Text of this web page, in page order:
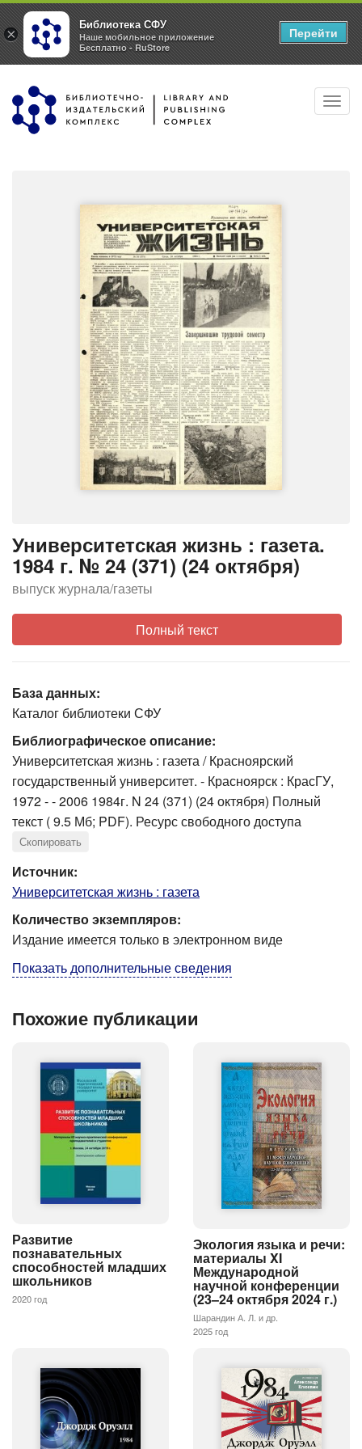
Перейти
основному
Университетская жизнь : газета.
1984 г. № 24 (371) (24 октября)
выпуск журнала/газеты
Полный текст
База данных:
Каталог библиотеки СФУ
Библиографическое описание:
Университетская жизнь : газета / Красноярский
государственный университет. - Красноярск : КрасГУ,
1972 - - 2006 1984г. N 24 (371) (24 октября) Полный
текст ( 9.5 Мб; PDF). Ресурс свободного доступа
Скопировать
Источник:
Университетская жизнь : газета
Количество экземпляров:
Издание имеется только в электронном виде
Показать дополнительные сведения
Похожие публикации
Развитие
познавательных
способностей младших
школьников
2020 год
Экология языка и речи:
материалы XI
Международной
научной конференции
(23–24 октября 2024 г.)
Шарандин А. Л. и др.
2025 год
×
Библиотека СФУ
Наше мобильное приложение
Бесплатно - RuStore
Перейти